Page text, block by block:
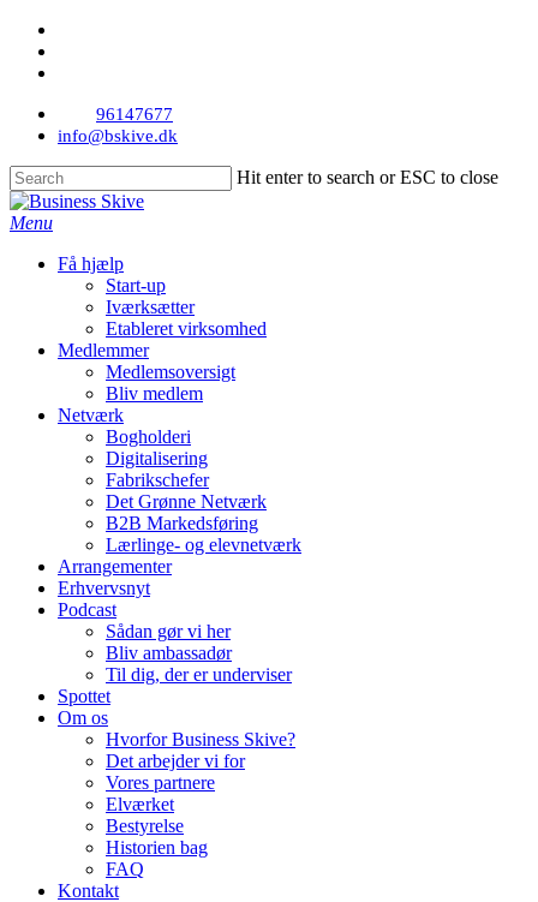
Skip
main
96147677
info@bskive.dk
Hit enter to search or ESC to close
Close
Search
Menu
Få hjælp
Start-up
Iværksætter
Etableret virksomhed
Medlemmer
Medlemsoversigt
Bliv medlem
Netværk
Bogholderi
Digitalisering
Fabrikschefer
Det Grønne Netværk
B2B Markedsføring
Lærlinge- og elevnetværk
Arrangementer
Erhvervsnyt
Podcast
Sådan gør vi her
Bliv ambassadør
Til dig, der er underviser
Spottet
Om os
Hvorfor Business Skive?
Det arbejder vi for
Vores partnere
Elværket
Bestyrelse
Historien bag
FAQ
Kontakt